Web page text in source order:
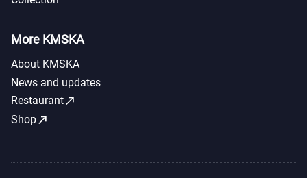
More KMSKA
About KMSKA
News and updates
Restaurantcall_made
Shopcall_made